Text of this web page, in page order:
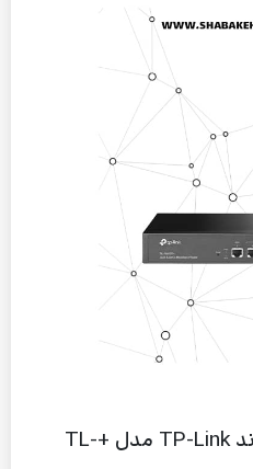
روتر و اکسس پوینت برند TP-Link مدل +TL-